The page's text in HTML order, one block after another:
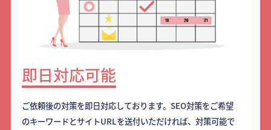
即日対応可能
ご依頼後の対策を即日対応しております。SEO対策をご希望
のキーワードとサイトURLを送付いただければ、対策可能で